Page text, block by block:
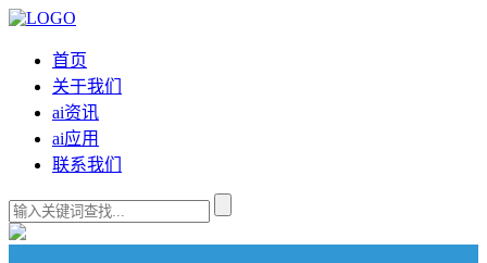
首页
关于我们
ai资讯
ai应用
联系我们